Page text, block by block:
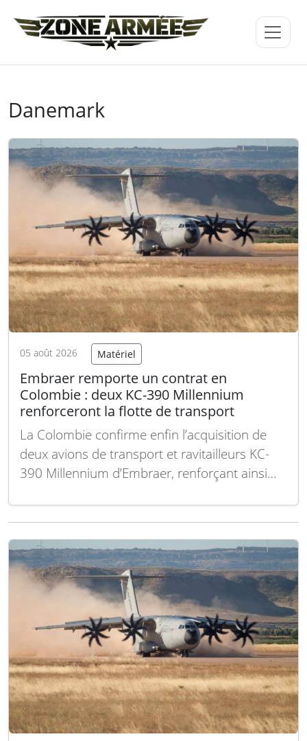
Danemark
05 août 2026 Matériel
Embraer remporte un contrat en
Colombie : deux KC-390 Millennium
renforceront la flotte de transport
La Colombie confirme enfin l’acquisition de
deux avions de transport et ravitailleurs KC-
390 Millennium d’Embraer, renforçant ainsi
s’inscrit dans une dynamique récente
sécuritaires majeurs. Si la Colombie était
pressentie depuis plusieurs années comme
un futur utilisateur du KC-390 Millennium,…